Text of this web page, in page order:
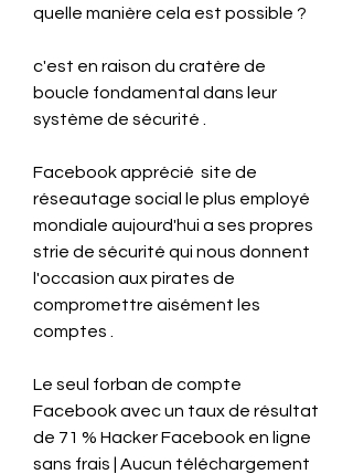
quelle manière cela est possible ?
c'est en raison du cratère de
boucle fondamental dans leur
système de sécurité .
Facebook apprécié  site de
réseautage social le plus employé
mondiale aujourd'hui a ses propres
strie de sécurité qui nous donnent
l'occasion aux pirates de
compromettre aisément les
comptes .
Le seul forban de compte
Facebook avec un taux de résultat
de 71 % Hacker Facebook en ligne
sans frais | Aucun téléchargement